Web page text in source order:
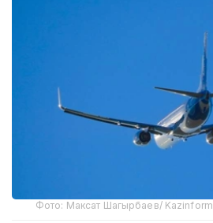
Фото: Максат Шагырбаев/ Kazinform